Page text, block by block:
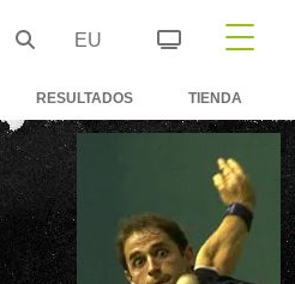
EU
RESULTADOS TIENDA